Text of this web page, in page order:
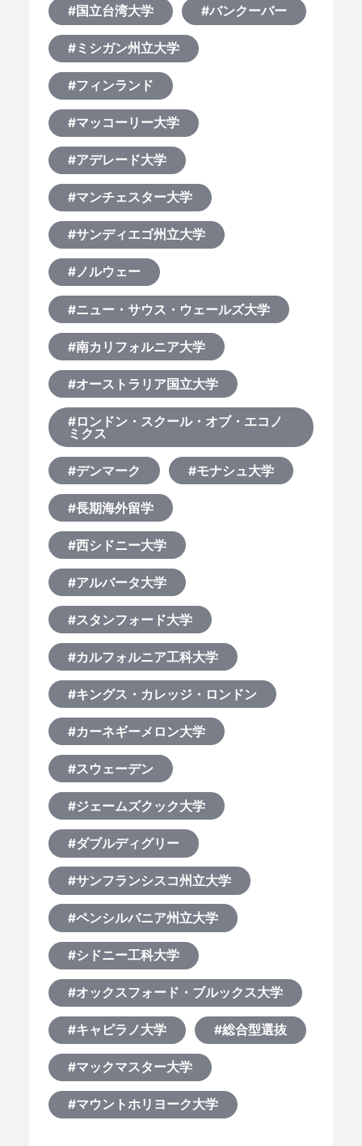
#国立台湾大学 #バンクーバー
#ミシガン州立大学
#フィンランド
#マッコーリー大学
#アデレード大学
#マンチェスター大学
#サンディエゴ州立大学
#ノルウェー
#ニュー・サウス・ウェールズ大学
#南カリフォルニア大学
#オーストラリア国立大学
#ロンドン・スクール・オブ・エコノ
ミクス
#デンマーク #モナシュ大学
#長期海外留学
#西シドニー大学
#アルバータ大学
#スタンフォード大学
#カルフォルニア工科大学
#キングス・カレッジ・ロンドン
#カーネギーメロン大学
#スウェーデン
#ジェームズクック大学
#ダブルディグリー
#サンフランシスコ州立大学
#ペンシルバニア州立大学
#シドニー工科大学
#オックスフォード・ブルックス大学
#キャピラノ大学 #総合型選抜
#マックマスター大学
#マウントホリヨーク大学